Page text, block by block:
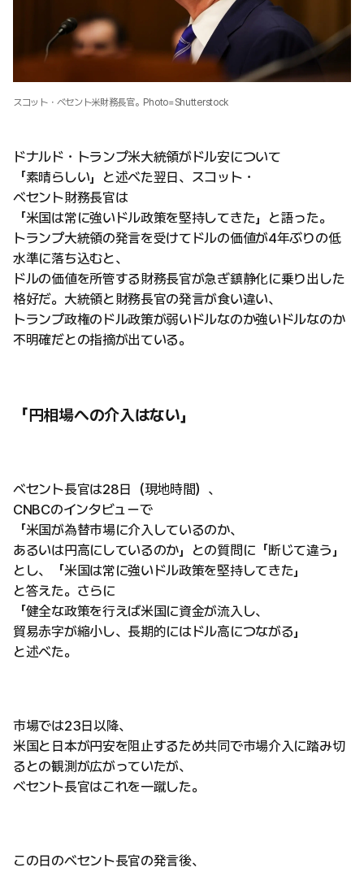
スコット・ベセント米財務長官。Photo=Shutterstock
ドナルド・トランプ米大統領がドル安について
「素晴らしい」と述べた翌日、スコット・
ベセント財務長官は
「米国は常に強いドル政策を堅持してきた」と語った。
トランプ大統領の発言を受けてドルの価値が4年ぶりの低
水準に落ち込むと、
ドルの価値を所管する財務長官が急ぎ鎮静化に乗り出した
格好だ。大統領と財務長官の発言が食い違い、
トランプ政権のドル政策が弱いドルなのか強いドルなのか
不明確だとの指摘が出ている。
「円相場への介入はない」
ベセント長官は28日（現地時間）、
CNBCのインタビューで
「米国が為替市場に介入しているのか、
あるいは円高にしているのか」との質問に「断じて違う」
とし、「米国は常に強いドル政策を堅持してきた」
と答えた。さらに
「健全な政策を行えば米国に資金が流入し、
貿易赤字が縮小し、長期的にはドル高につながる」
と述べた。
市場では23日以降、
米国と日本が円安を阻止するため共同で市場介入に踏み切
るとの観測が広がっていたが、
ベセント長官はこれを一蹴した。
この日のベセント長官の発言後、